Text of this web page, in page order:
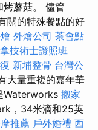
烤蘑菇。 儘管
關的特殊餐點的好
外燴公司 茶會點
技術士證照班
新埔整骨 台灣公
大量重複的嘉年華
Waterworks 搬家
，34米滴和25英
推薦 戶外婚禮 西